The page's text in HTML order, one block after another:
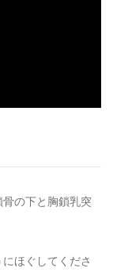
の下と胸鎖乳突
ほぐしてくださ